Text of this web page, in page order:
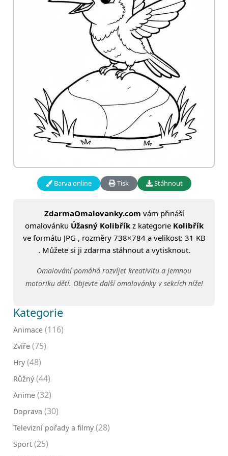
Barva online Tisk Stáhnout
ZdarmaOmalovanky.com vám přináší
omalovánku Úžasný Kolibříkz kategorie Kolibřík
ve formátu JPG , rozměry 738×784 a velikost: 31 KB
. Můžete si ji zdarma stáhnout a vytisknout.
Omalování pomáhá rozvíjet kreativitu a jemnou
motoriku dětí. Objevte další omalovánky v sekcích níže!
Kategorie
Animace (116)
Zvíře (75)
Hry (48)
Růžný (44)
Anime (32)
Doprava (30)
Televizní pořady a filmy (28)
Sport (25)